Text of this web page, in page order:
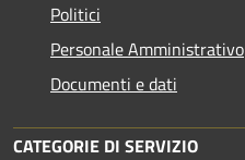
Politici
Personale Amministrativo
Documenti e dati
CATEGORIE DI SERVIZIO